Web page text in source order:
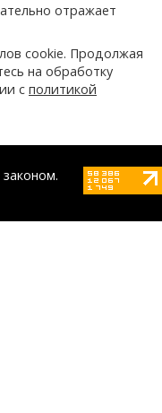
отражает
cookie. Продолжая
на обработку
с политикой